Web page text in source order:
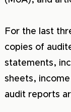
For the last
copies of
statements,
sheets,
audit reports